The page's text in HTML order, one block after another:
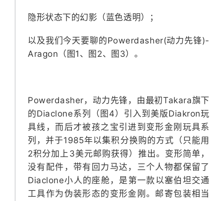
隐形状态下的幻影（蓝色透明）；
以及我们今天要聊的Powerdasher(动力先锋)-
Aragon（图1、图2、图3）。
Powerdasher，动力先锋，由最初Takara旗下
的Diaclone系列（图4）引入到美版Diakron玩
具线，而后才被孩之宝引进到变形金刚玩具系
列，并于1985年以集积分换购的方式（只能用
2积分加上3美元邮购获得）推出。变形简单，
没有配件，带有回力马达，三个人物都保留了
Diaclone小人的座舱，是第一款以塞伯坦交通
工具作为伪装形态的变形金刚。邮寄包装相当